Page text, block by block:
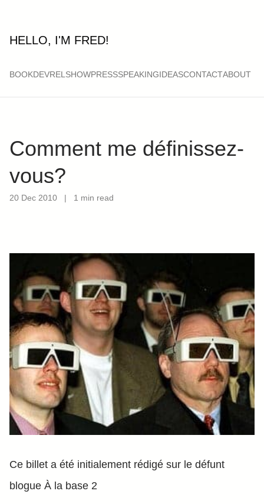
HELLO, I'M FRED!
BOOKDEVRELSHOWPRESSSPEAKINGIDEASCONTACTABOUT
Comment me définissez-
vous?
20 Dec 2010 | 1 min read
Ce billet a été initialement rédigé sur le défunt
blogue À la base 2